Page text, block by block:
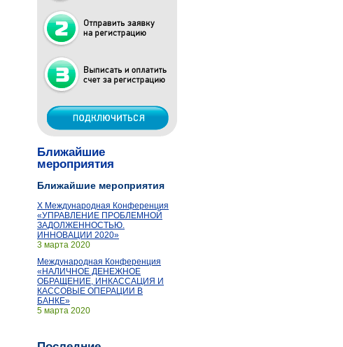
Ближайшие
мероприятия
Ближайшие мероприятия
X Международная Конференция
«УПРАВЛЕНИЕ ПРОБЛЕМНОЙ
ЗАДОЛЖЕННОСТЬЮ.
ИННОВАЦИИ 2020»
3 марта 2020
Международная Конференция
«НАЛИЧНОЕ ДЕНЕЖНОЕ
ОБРАЩЕНИЕ, ИНКАССАЦИЯ И
КАССОВЫЕ ОПЕРАЦИИ В
БАНКЕ»
5 марта 2020